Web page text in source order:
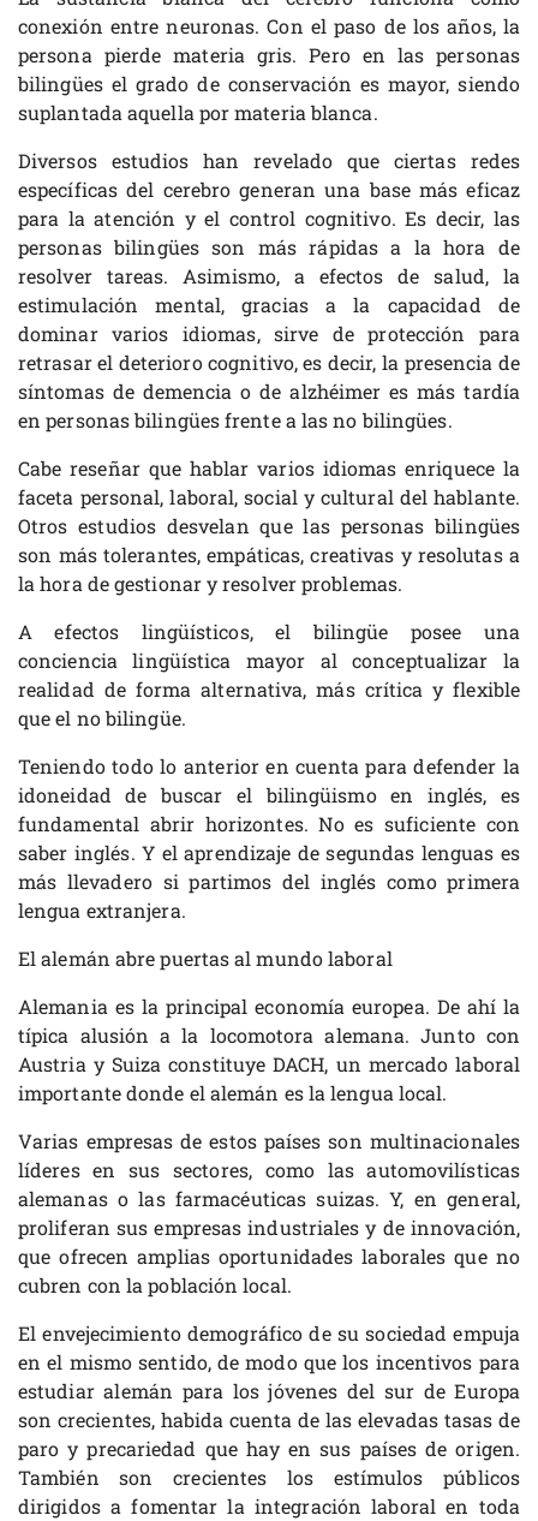
conexión entre neuronas. Con el paso de los años, la
persona pierde materia gris. Pero en las personas
bilingües el grado de conservación es mayor, siendo
suplantada aquella por materia blanca.
Diversos estudios han revelado que ciertas redes
específicas del cerebro generan una base más eficaz
para la atención y el control cognitivo. Es decir, las
personas bilingües son más rápidas a la hora de
resolver tareas. Asimismo, a efectos de salud, la
estimulación mental, gracias a la capacidad de
dominar varios idiomas, sirve de protección para
retrasar el deterioro cognitivo, es decir, la presencia de
síntomas de demencia o de alzhéimer es más tardía
en personas bilingües frente a las no bilingües.
Cabe reseñar que hablar varios idiomas enriquece la
faceta personal, laboral, social y cultural del hablante.
Otros estudios desvelan que las personas bilingües
son más tolerantes, empáticas, creativas y resolutas a
la hora de gestionar y resolver problemas.
A efectos lingüísticos, el bilingüe posee una
conciencia lingüística mayor al conceptualizar la
realidad de forma alternativa, más crítica y flexible
que el no bilingüe.
Teniendo todo lo anterior en cuenta para defender la
idoneidad de buscar el bilingüismo en inglés, es
fundamental abrir horizontes. No es suficiente con
saber inglés. Y el aprendizaje de segundas lenguas es
más llevadero si partimos del inglés como primera
lengua extranjera.
El alemán abre puertas al mundo laboral
Alemania es la principal economía europea. De ahí la
típica alusión a la locomotora alemana. Junto con
Austria y Suiza constituye DACH, un mercado laboral
importante donde el alemán es la lengua local.
Varias empresas de estos países son multinacionales
líderes en sus sectores, como las automovilísticas
alemanas o las farmacéuticas suizas. Y, en general,
proliferan sus empresas industriales y de innovación,
que ofrecen amplias oportunidades laborales que no
cubren con la población local.
El envejecimiento demográfico de su sociedad empuja
en el mismo sentido, de modo que los incentivos para
estudiar alemán para los jóvenes del sur de Europa
son crecientes, habida cuenta de las elevadas tasas de
paro y precariedad que hay en sus países de origen.
También son crecientes los estímulos públicos
dirigidos a fomentar la integración laboral en toda